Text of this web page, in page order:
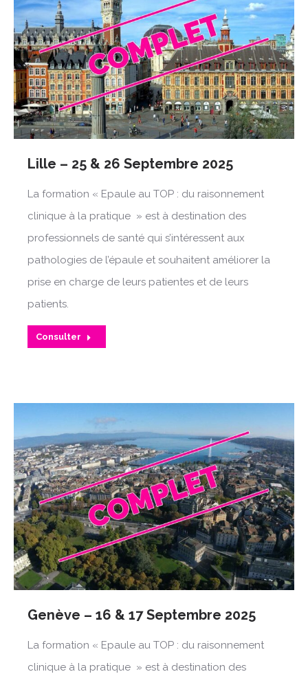
Lille – 25 & 26 Septembre 2025
La formation « Epaule au TOP : du raisonnement
clinique à la pratique » est à destination des
professionnels de santé qui s’intéressent aux
pathologies de l’épaule et souhaitent améliorer la
prise en charge de leurs patientes et de leurs
patients.
Consulter
Genève – 16 & 17 Septembre 2025
La formation « Epaule au TOP : du raisonnement
clinique à la pratique » est à destination des